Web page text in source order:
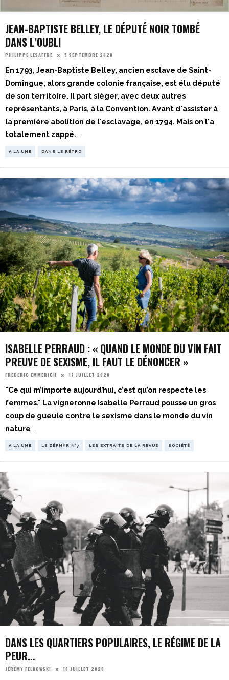
JEAN-BAPTISTE BELLEY, LE DÉPUTÉ NOIR TOMBÉ
DANS L’OUBLI
PHILIPPE LESAFFRE 5 SEPTEMBRE 2020
En 1793, Jean-Baptiste Belley, ancien esclave de Saint-
Domingue, alors grande colonie française, est élu député
de son territoire. Il part siéger, avec deux autres
représentants, à Paris, à la Convention. Avant d'assister à
la première abolition de l'esclavage, en 1794. Mais on l'a
totalement zappé.
A LA UNE DANS LE RÉTRO
ISABELLE PERRAUD : « QUAND LE MONDE DU VIN FAIT
PREUVE DE SEXISME, IL FAUT LE DÉNONCER »
FREDERIC EMMERICH 17 JUILLET 2020
"Ce qui m’importe aujourd’hui, c’est qu’on respecte les
femmes." La vigneronne Isabelle Perraud pousse un gros
coup de gueule contre le sexisme dans le monde du vin
nature
A LA UNE LE ZÉPHYR N°7 LES EXTRAITS DE LA REVUE SOCIÉTÉ
DANS LES QUARTIERS POPULAIRES, LE RÉGIME DE LA
PEUR…
JÉRÉMY FELKOWSKI 10 JUILLET 2020